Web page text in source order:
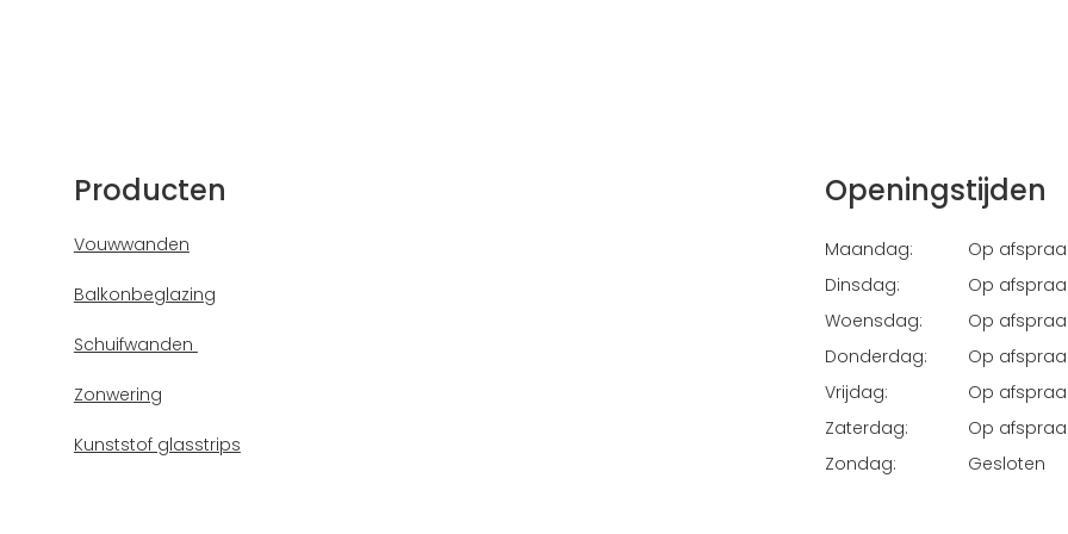
Producten
Vouwwanden
Balkonbeglazing
Schuifwanden
Zonwering
Kunststof glasstrips
Openingstijden
Maandag:
Op
Dinsdag:
Op
Woensdag:
Op
Donderdag:
Op
Vrijdag:
Op
Zaterdag:
Op
Zondag:
Gesloten